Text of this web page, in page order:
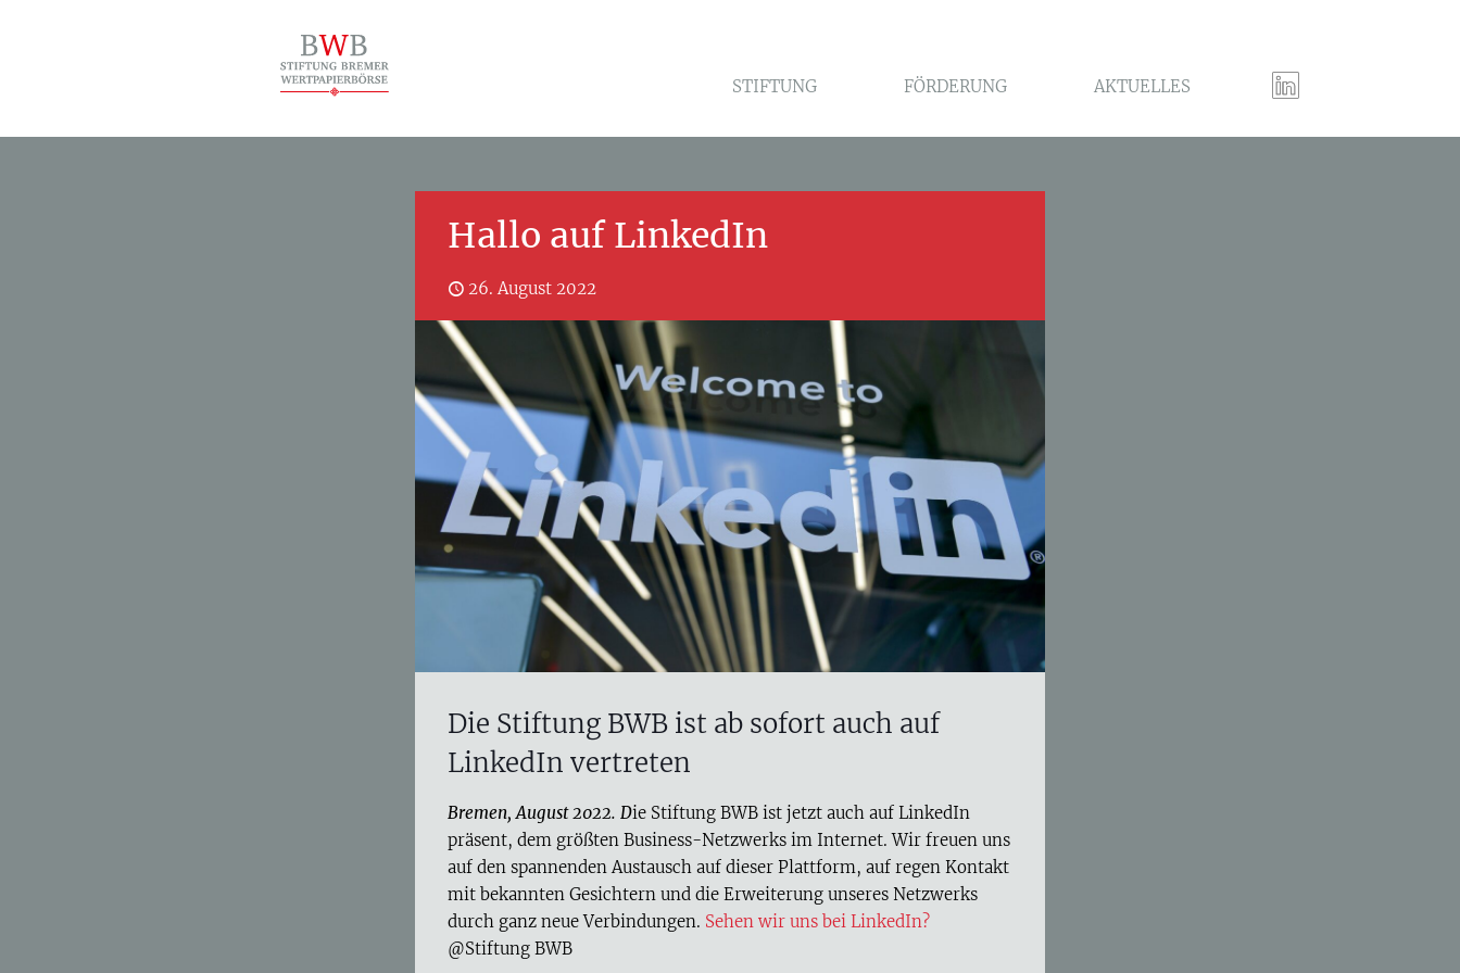
STIFTUNG FÖRDERUNG AKTUELLES
Hallo auf LinkedIn
26. August 2022
Die Stiftung BWB ist ab sofort auch auf
LinkedIn vertreten
Bremen, August 2022. Die Stiftung BWB ist jetzt auch auf LinkedIn
präsent, dem größten Business-Netzwerks im Internet. Wir freuen uns
auf den spannenden Austausch auf dieser Plattform, auf regen Kontakt
mit bekannten Gesichtern und die Erweiterung unseres Netzwerks
durch ganz neue Verbindungen. Sehen wir uns bei LinkedIn?
@Stiftung BWB